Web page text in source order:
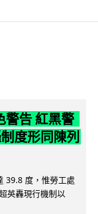
警告 紅黑警
度形同陳列
39.8 度，惟勞工處
英轟現行機制以